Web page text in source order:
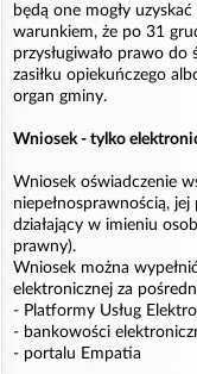
będą one mogły
warunkiem, że po 31
przysługiwało prawo do
zasiłku opiekuńczego
organ gminy.
Wniosek - tylko
Wniosek oświadczenie
niepełnosprawnością,
działający w imieniu
prawny).
Wniosek można
elektronicznej za
- Platformy Usług
- bankowości
- portalu Empatia